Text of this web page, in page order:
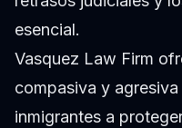
esencial.
Vasquez Law Firm
compasiva y
inmigrantes a